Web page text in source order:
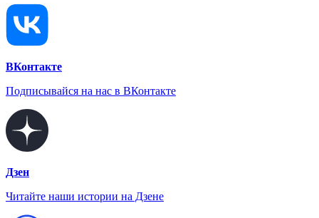
ВКонтакте
Подписывайся на нас в ВКонтакте
Дзен
Читайте наши истории на Дзене